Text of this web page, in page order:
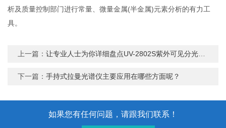
析及质量控制部门进行常量、微量金属(半金属)元素分析的有力工
具。
上一篇：让专业人士为你详细盘点UV-2802S紫外可见分光光度计的那些常见问题
下一篇：手持式拉曼光谱仪主要应用在哪些方面呢？
如果您有任何问题，请跟我们联系！